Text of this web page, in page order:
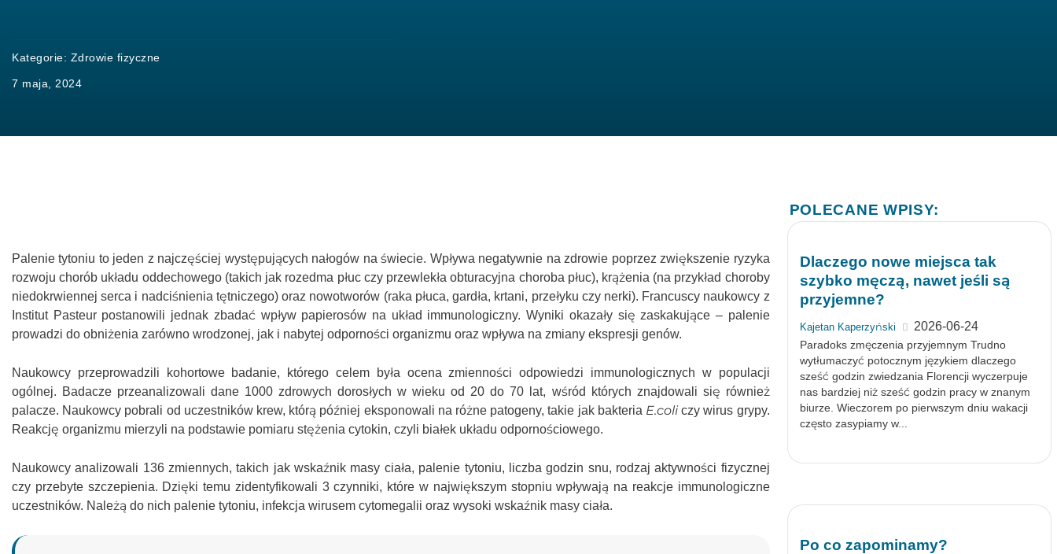
Kategorie: Zdrowie fizyczne
7 maja, 2024
Palenie tytoniu to jeden z najczęściej występujących nałogów na świecie. Wpływa negatywnie na zdrowie poprzez zwiększenie ryzyka
rozwoju chorób układu oddechowego (takich jak rozedma płuc czy przewlekła obturacyjna choroba płuc), krążenia (na przykład choroby
niedokrwiennej serca i nadciśnienia tętniczego) oraz nowotworów (raka płuca, gardła, krtani, przełyku czy nerki). Francuscy naukowcy z
Institut Pasteur postanowili jednak zbadać wpływ papierosów na układ immunologiczny. Wyniki okazały się zaskakujące – palenie
prowadzi do obniżenia zarówno wrodzonej, jak i nabytej odporności organizmu oraz wpływa na zmiany ekspresji genów.
Naukowcy przeprowadzili kohortowe badanie, którego celem była ocena zmienności odpowiedzi immunologicznych w populacji
ogólnej. Badacze przeanalizowali dane 1000 zdrowych dorosłych w wieku od 20 do 70 lat, wśród których znajdowali się również
palacze. Naukowcy pobrali od uczestników krew, którą później eksponowali na różne patogeny, takie jak bakteria E.coliczy wirus grypy.
Reakcję organizmu mierzyli na podstawie pomiaru stężenia cytokin, czyli białek układu odpornościowego.
Naukowcy analizowali 136 zmiennych, takich jak wskaźnik masy ciała, palenie tytoniu, liczba godzin snu, rodzaj aktywności fizycznej
czy przebyte szczepienia. Dzięki temu zidentyfikowali 3 czynniki, które w największym stopniu wpływają na reakcje immunologiczne
uczestników. Należą do nich palenie tytoniu, infekcja wirusem cytomegalii oraz wysoki wskaźnik masy ciała.
POLECANE WPISY:
Dlaczego nowe miejsca tak
szybko męczą, nawet jeśli są
przyjemne?
Kajetan Kaperzyński 2026-06-24
Paradoks zmęczenia przyjemnym Trudno
wytłumaczyć potocznym językiem dlaczego
sześć godzin zwiedzania Florencji wyczerpuje
nas bardziej niż sześć godzin pracy w znanym
biurze. Wieczorem po pierwszym dniu wakacji
często zasypiamy w...
Po co zapominamy?